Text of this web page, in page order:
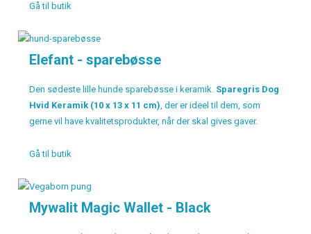
Gå til butik
Elefant - sparebøsse
Den sødeste lille hunde sparebøsse i keramik. Sparegris Dog
Hvid Keramik (10 x 13 x 11 cm), der er ideel til dem, som
gerne vil have kvalitetsprodukter, når der skal gives gaver.
Gå til butik
Mywalit Magic Wallet - Black